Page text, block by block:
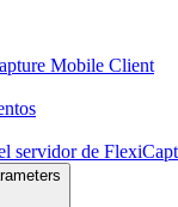
Mobile Client
servidor de